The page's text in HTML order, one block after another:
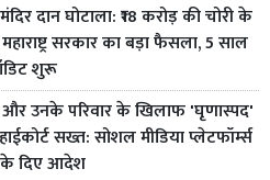
दान घोटाला: ₹18 करोड़ की चोरी के
सरकार का बड़ा फैसला, 5 साल
शुरू
और उनके परिवार के खिलाफ 'घृणास्पद'
सख्त: सोशल मीडिया प्लेटफॉर्म्स
के दिए आदेश